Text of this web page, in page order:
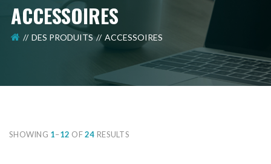
ACCESSOIRES
DES PRODUITS ACCESSOIRES
SHOWING 1–12 OF24 RESULTS